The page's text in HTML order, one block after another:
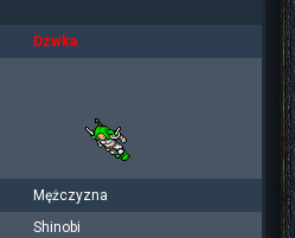
Dzwka
Mężczyzna
Shinobi